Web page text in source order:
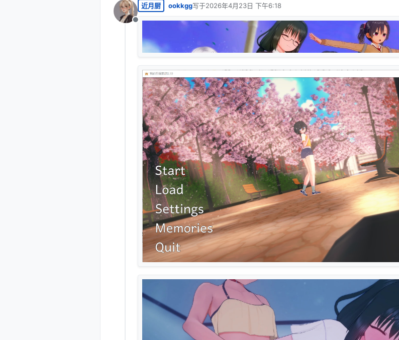
离线
近月厨 ookkgg写于2026年4月23日 下午6:18
最后由 编辑